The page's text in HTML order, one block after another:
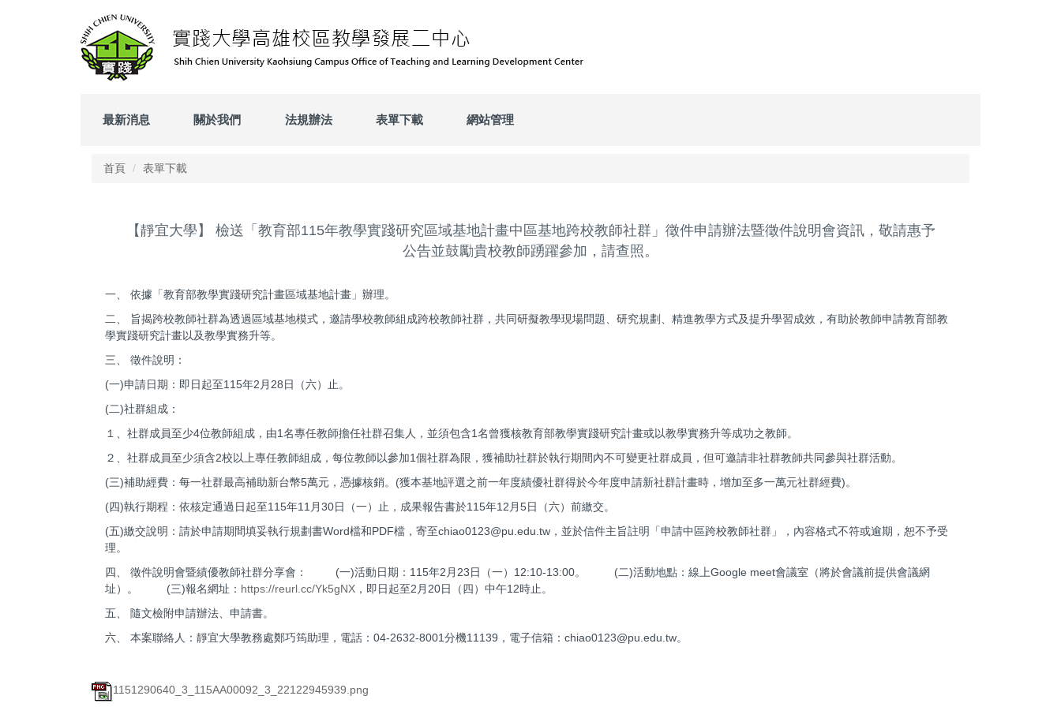
最新消息 關於我們 法規辦法 表單下載 網站管理
首頁 表單下載
【靜宜大學】 檢送「教育部115年教學實踐研究區域基地計畫中區基地跨校教師社群」徵件申請辦法暨徵件說明會資訊，敬請惠予
公告並鼓勵貴校教師踴躍參加，請查照。
一、 依據「教育部教學實踐研究計畫區域基地計畫」辦理。
二、 旨揭跨校教師社群為透過區域基地模式，邀請學校教師組成跨校教師社群，共同研擬教學現場問題、研究規劃、精進教學方式及提升學習成效，有助於教師申請教育部教
學實踐研究計畫以及教學實務升等。
三、 徵件說明：
(一)申請日期：即日起至115年2月28日（六）止。
(二)社群組成：
１、社群成員至少4位教師組成，由1名專任教師擔任社群召集人，並須包含1名曾獲核教育部教學實踐研究計畫或以教學實務升等成功之教師。
２、社群成員至少須含2校以上專任教師組成，每位教師以參加1個社群為限，獲補助社群於執行期間內不可變更社群成員，但可邀請非社群教師共同參與社群活動。
(三)補助經費：每一社群最高補助新台幣5萬元，憑據核銷。(獲本基地評選之前一年度績優社群得於今年度申請新社群計畫時，增加至多一萬元社群經費)。
(四)執行期程：依核定通過日起至115年11月30日（一）止，成果報告書於115年12月5日（六）前繳交。
(五)繳交說明：請於申請期間填妥執行規劃書Word檔和PDF檔，寄至chiao0123@pu.edu.tw，並於信件主旨註明「申請中區跨校教師社群」，內容格式不符或逾期，恕不予受
理。
四、 徵件說明會暨績優教師社群分享會： (一)活動日期：115年2月23日（一）12:10-13:00。 (二)活動地點：線上Google meet會議室（將於會議前提供會議網
址）。 (三)報名網址： https://reurl.cc/Yk5gNX ，即日起至2月20日（四）中午12時止。
五、 隨文檢附申請辦法、申請書。
六、 本案聯絡人：靜宜大學教務處鄭巧筠助理，電話：04-2632-8001分機11139，電子信箱：chiao0123@pu.edu.tw。
1151290640_3_115AA00092_3_22122945939.png